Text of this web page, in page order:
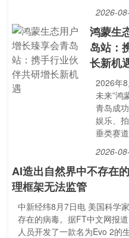
2026-
鸿蒙生
岛站：
长新机
2026年
未来”鸿
青岛成
娱乐、
垂类赛道
2026-
AI造出自然界中不存在
理框架无法监管
中新经纬8月7日电 美国科学
存在的病毒。据FT中文网报
人员开发了一款名为Evo 2的